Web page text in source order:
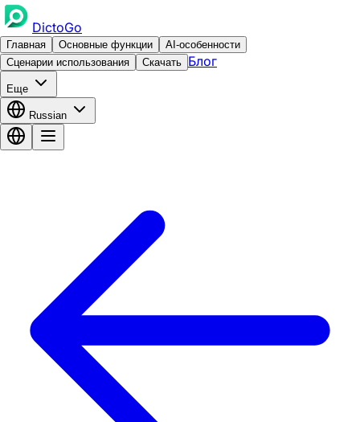
DictoGo
Главная Основные функции
AI-особенности
Сценарии использования
Скачать Блог
Еще
Russian